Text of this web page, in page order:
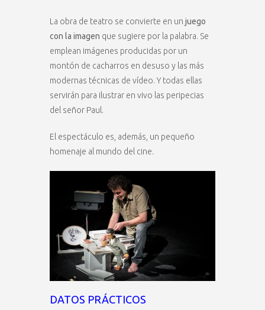
La obra de teatro se convierte en un juego
con la imagen que sugiere por la palabra. Se
emplean imágenes producidas por un
montón de cacharros en desuso y las más
modernas técnicas de vídeo. Y todas ellas
servirán para ilustrar en vivo las peripecias
del señor Paul.
El espectáculo es, además, un pequeño
homenaje al mundo del cine.
DATOS PRÁCTICOS